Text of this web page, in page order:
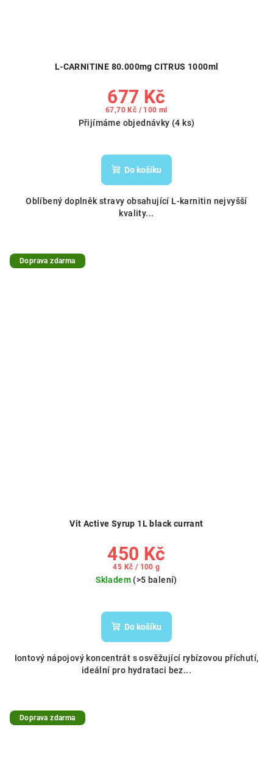
L-CARNITINE 80.000mg CITRUS 1000ml
677 Kč
Měrná
67,70 Kč / 100 ml
Přijímáme objednávky (4 ks)
Do košíku
Oblíbený doplněk stravy obsahující L-karnitin nejvyšší
kvality...
Doprava zdarma
Vit Active Syrup 1L black currant
450 Kč
Měrná
45 Kč / 100 g
Skladem (>5 balení)
Do košíku
Iontový nápojový koncentrát s osvěžující rybízovou příchutí,
ideální pro hydrataci bez...
Doprava zdarma